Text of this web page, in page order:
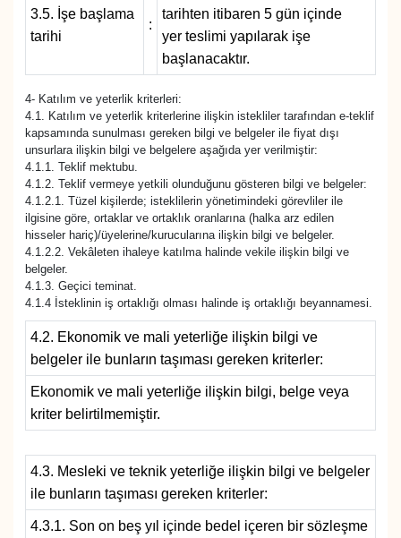
3.5. İşe başlama
tarihi
:
tarihten itibaren 5 gün içinde
yer teslimi yapılarak işe
başlanacaktır.
4- Katılım ve yeterlik kriterleri:
4.1. Katılım ve yeterlik kriterlerine ilişkin istekliler tarafından e-teklif
kapsamında sunulması gereken bilgi ve belgeler ile fiyat dışı
unsurlara ilişkin bilgi ve belgelere aşağıda yer verilmiştir:
4.1.1. Teklif mektubu.
4.1.2. Teklif vermeye yetkili olunduğunu gösteren bilgi ve belgeler:
4.1.2.1. Tüzel kişilerde; isteklilerin yönetimindeki görevliler ile
ilgisine göre, ortaklar ve ortaklık oranlarına (halka arz edilen
hisseler hariç)/üyelerine/kurucularına ilişkin bilgi ve belgeler.
4.1.2.2. Vekâleten ihaleye katılma halinde vekile ilişkin bilgi ve
belgeler.
4.1.3. Geçici teminat.
4.1.4 İsteklinin iş ortaklığı olması halinde iş ortaklığı beyannamesi.
4.2. Ekonomik ve mali yeterliğe ilişkin bilgi ve
belgeler ile bunların taşıması gereken kriterler:
Ekonomik ve mali yeterliğe ilişkin bilgi, belge veya
kriter belirtilmemiştir.
4.3. Mesleki ve teknik yeterliğe ilişkin bilgi ve belgeler
ile bunların taşıması gereken kriterler:
4.3.1. Son on beş yıl içinde bedel içeren bir sözleşme